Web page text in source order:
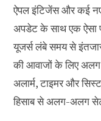
ऐपल इंटिजेंस और कई नए
अपडेट के साथ एक ऐसा
यूजर्स लंबे समय से
की आवाजों के लिए अलग
अलार्म, टाइमर और
हिसाब से अलग-अलग